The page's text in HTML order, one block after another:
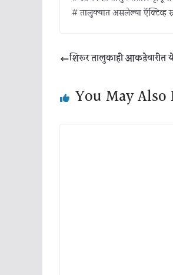
# तालुक्यात असलेल्या ऍक्टिव्ह
शिरूर तालुकाही आकडेवारीत
You May Also